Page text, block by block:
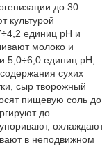
до 30
культурой
единиц рН и
молоко и
5,0÷6,0 единиц рН,
сухих
сыр творожный
пищевую соль до
до
охлаждают
в неподвижном